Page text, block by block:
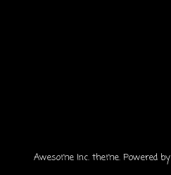
Awesome Inc. theme. Powered by